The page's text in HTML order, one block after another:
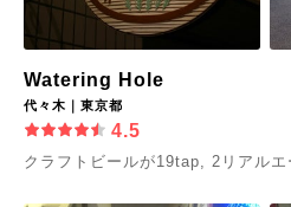
Watering Hole
代々木｜東京都
4.5
クラフトビールが19tap, 2リアルエ